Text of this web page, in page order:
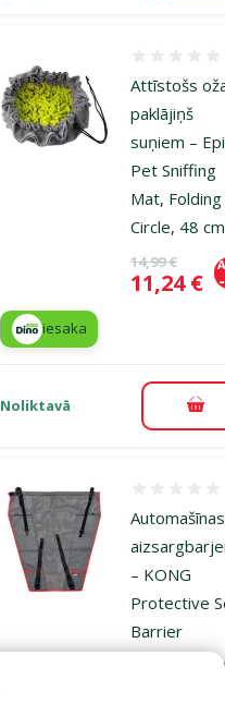
Attīstošs
paklājiņš
suņiem –
Pet Sniffing
Mat, Folding
Circle, 48 cm
Oriģinālā
14,99 €
Cena
11,24 €
iesaka
Noliktavā
Automašīnas
– KONG
Protective
Barrier
Oriģinālā